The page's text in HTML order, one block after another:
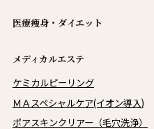
医療痩身・ダイエット
メディカルエステ
ケミカルピーリング
ＭＡスペシャルケア(イオン導入)
ポアスキンクリアー（毛穴洗浄）